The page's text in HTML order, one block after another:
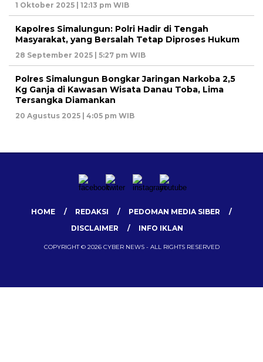
1 Oktober 2025 | 12:13 pm WIB
Kapolres Simalungun: Polri Hadir di Tengah
Masyarakat, yang Bersalah Tetap Diproses Hukum
28 September 2025 | 5:27 pm WIB
Polres Simalungun Bongkar Jaringan Narkoba 2,5
Kg Ganja di Kawasan Wisata Danau Toba, Lima
Tersangka Diamankan
20 Agustus 2025 | 4:05 pm WIB
HOME REDAKSI
PEDOMAN MEDIA SIBER
DISCLAIMER
INFO IKLAN
COPYRIGHT © 2026 CYBER NEWS - ALL RIGHTS RESERVED